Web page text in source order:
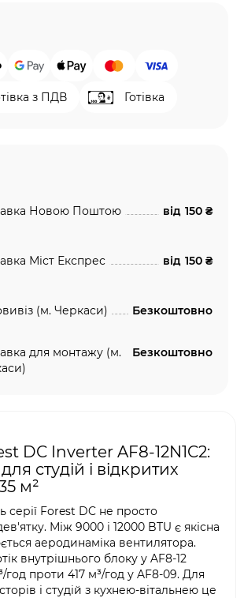
з ПДВ Готівка
Новою Поштою від 150 ₴
Міст Експрес від 150 ₴
(м. Черкаси) Безкоштовно
для монтажу (м.
Безкоштовно
DC Inverter AF8-12N1C2:
студій і відкритих
м²
Forest DC не просто
Між 9000 і 12000 BTU є якісна
аеродинаміка вентилятора.
внутрішнього блоку у AF8-12
год проти 417 м³/год у AF8-09. Для
і студій з кухнею-вітальнею це